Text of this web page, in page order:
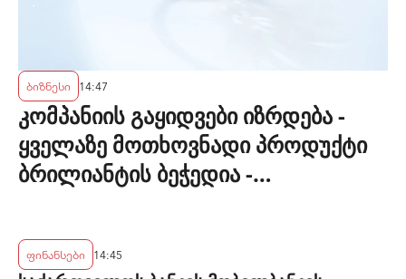
ბიზნესი 14:47
კომპანიის გაყიდვები იზრდება -
ყველაზე მოთხოვნადი პროდუქტი
ბრილიანტის ბეჭედია -
ფინანსები 14:45